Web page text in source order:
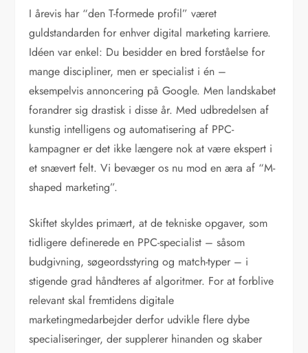
I årevis har “den T-formede profil” været
guldstandarden for enhver digital marketing karriere.
Idéen var enkel: Du besidder en bred forståelse for
mange discipliner, men er specialist i én –
eksempelvis annoncering på Google. Men landskabet
forandrer sig drastisk i disse år. Med udbredelsen af
kunstig intelligens og automatisering af PPC-
kampagner er det ikke længere nok at være ekspert i
et snævert felt. Vi bevæger os nu mod en æra af “M-
shaped marketing”.
Skiftet skyldes primært, at de tekniske opgaver, som
tidligere definerede en PPC-specialist – såsom
budgivning, søgeordsstyring og match-typer – i
stigende grad håndteres af algoritmer. For at forblive
relevant skal fremtidens digitale
marketingmedarbejder derfor udvikle flere dybe
specialiseringer, der supplerer hinanden og skaber